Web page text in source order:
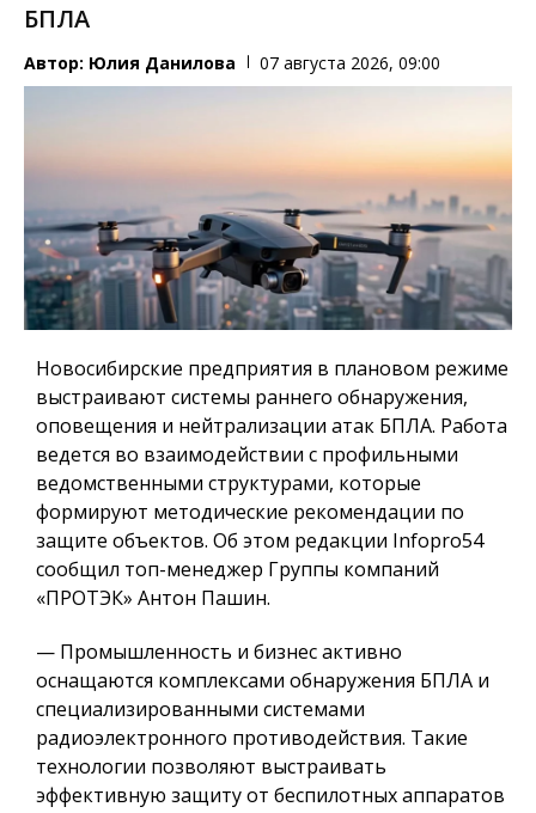
БПЛА
Автор: Юлия Данилова 07 августа 2026, 09:00
Новосибирские предприятия в плановом режиме
выстраивают системы раннего обнаружения,
оповещения и нейтрализации атак БПЛА. Работа
ведется во взаимодействии с профильными
ведомственными структурами, которые
формируют методические рекомендации по
защите объектов. Об этом редакции Infopro54
сообщил топ-менеджер Группы компаний
«ПРОТЭК» Антон Пашин.
— Промышленность и бизнес активно
оснащаются комплексами обнаружения БПЛА и
специализированными системами
радиоэлектронного противодействия. Такие
технологии позволяют выстраивать
эффективную защиту от беспилотных аппаратов